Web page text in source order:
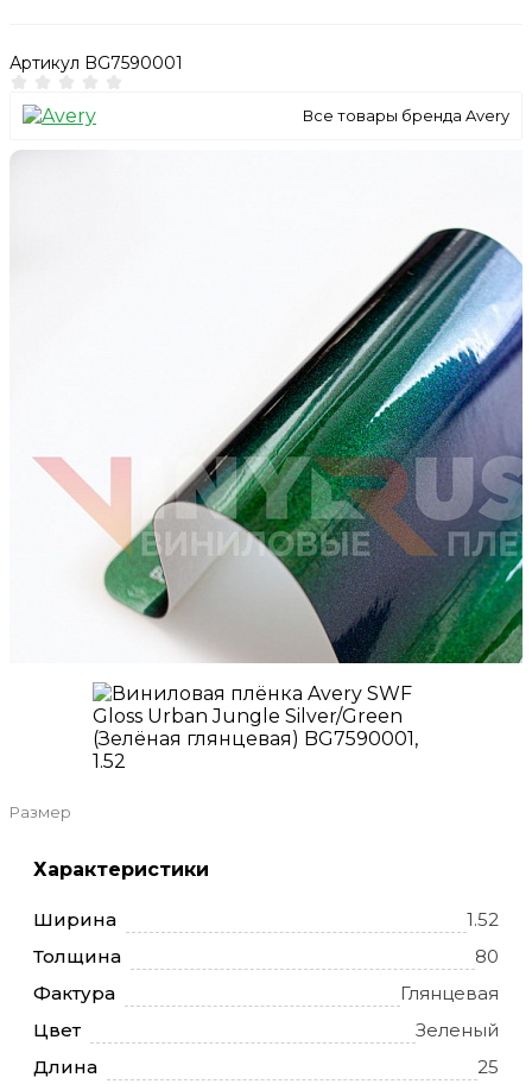
Артикул BG7590001
Все товары бренда Avery
Размер
Характеристики
Ширина
1.52
Толщина
80
Фактура
Глянцевая
Цвет
Зеленый
Длина
25